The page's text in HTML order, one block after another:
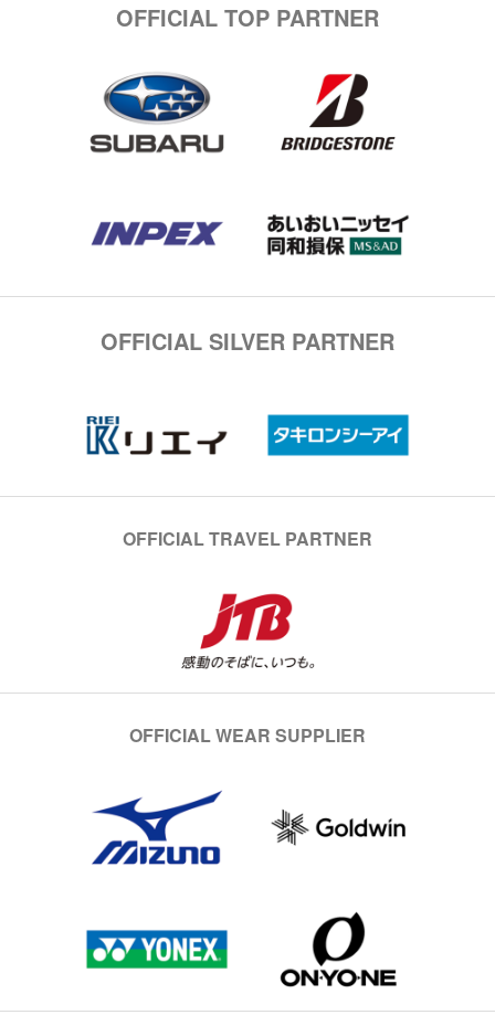
OFFICIAL TOP PARTNER
OFFICIAL SILVER PARTNER
OFFICIAL TRAVEL PARTNER
OFFICIAL WEAR SUPPLIER